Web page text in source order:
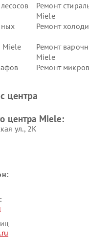
Ремонт
Miele
Ремонт
Miele
Ремонт
Miele
Ремонт
пылесосов
центра
центра Miele:
ул., 2К